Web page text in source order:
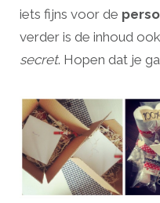
iets fijns voor de
verder is de inhoud
secret. Hopen dat je